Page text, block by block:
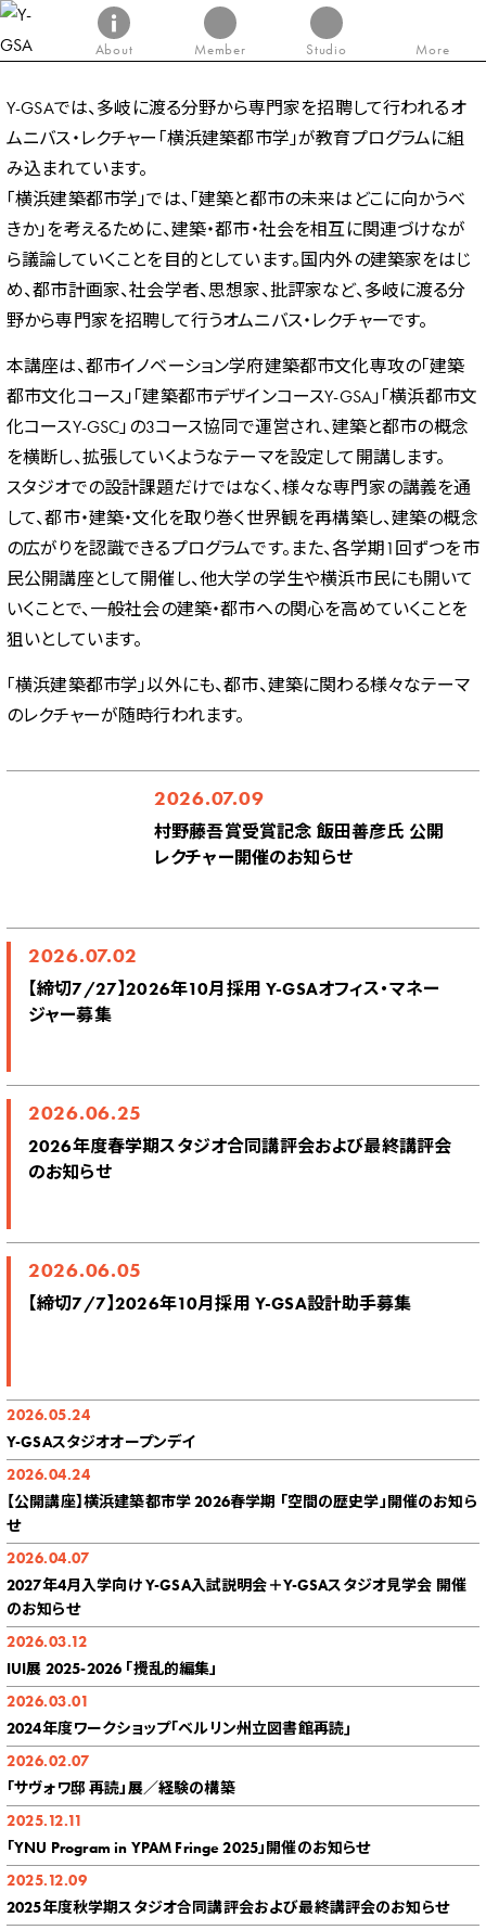
About Member Studio More
Y-GSAでは、多岐に渡る分野から専門家を招聘して行われるオ
ムニバス・レクチャー「横浜建築都市学」が教育プログラムに組
み込まれています。
「横浜建築都市学」では、「建築と都市の未来はどこに向かうべ
きか」を考えるために、建築・都市・社会を相互に関連づけなが
ら議論していくことを目的としています。国内外の建築家をはじ
め、都市計画家、社会学者、思想家、批評家など、多岐に渡る分
野から専門家を招聘して行うオムニバス・レクチャーです。
本講座は、都市イノベーション学府建築都市文化専攻の「建築
都市文化コース」「建築都市デザインコースY-GSA」「横浜都市文
化コースY-GSC」の3コース協同で運営され、建築と都市の概念
を横断し、拡張していくようなテーマを設定して開講します。
スタジオでの設計課題だけではなく、様々な専門家の講義を通
して、都市・建築・文化を取り巻く世界観を再構築し、建築の概念
の広がりを認識できるプログラムです。また、各学期1回ずつを市
民公開講座として開催し、他大学の学生や横浜市民にも開いて
いくことで、一般社会の建築・都市への関心を高めていくことを
狙いとしています。
「横浜建築都市学」以外にも、都市、建築に関わる様々なテーマ
のレクチャーが随時行われます。
2026.07.09
村野藤吾賞受賞記念 飯田善彦氏 公開
レクチャー開催のお知らせ
2026.07.02
【締切7/27】2026年10月採用 Y-GSAオフィス・マネー
ジャー募集
2026.06.25
2026年度春学期スタジオ合同講評会および最終講評会
のお知らせ
2026.06.05
【締切7/7】2026年10月採用 Y-GSA設計助手募集
2026.05.24
Y-GSAスタジオオープンデイ
2026.04.24
【公開講座】横浜建築都市学 2026春学期 「空間の歴史学」開催のお知ら
せ
2026.04.07
2027年4月入学向け Y-GSA入試説明会＋Y-GSAスタジオ見学会 開催
のお知らせ
2026.03.12
IUI展 2025-2026 「攪乱的編集」
2026.03.01
2024年度ワークショップ｢ベルリン州立図書館再読｣
2026.02.07
「サヴォワ邸 再読」展／経験の構築
2025.12.11
「YNU Program in YPAM Fringe 2025」開催のお知らせ
2025.12.09
2025年度秋学期スタジオ合同講評会および最終講評会のお知らせ